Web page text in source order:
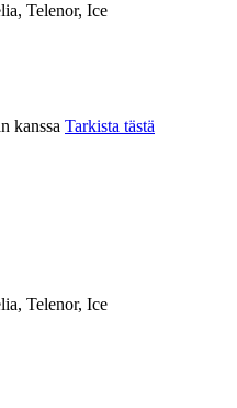
Telenor, Ice
kanssa Tarkista tästä
Telenor, Ice